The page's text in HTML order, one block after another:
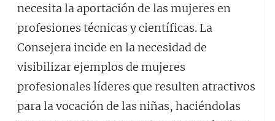
necesita la aportación de las mujeres en
profesiones técnicas y científicas. La
Consejera incide en la necesidad de
visibilizar ejemplos de mujeres
profesionales líderes que resulten atractivos
para la vocación de las niñas, haciéndolas